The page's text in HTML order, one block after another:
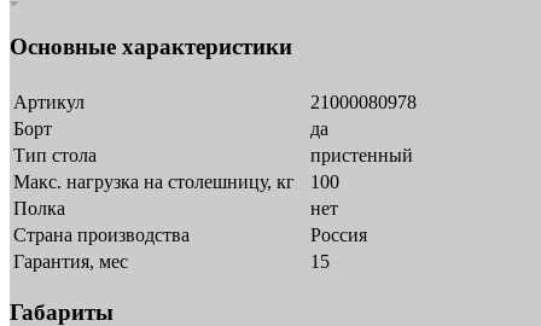
Основные характеристики
Артикул
21000080978
Борт
да
Тип стола
пристенный
Макс. нагрузка на столешницу, кг
100
Полка
нет
Страна производства
Россия
Гарантия, мес
15
Габариты